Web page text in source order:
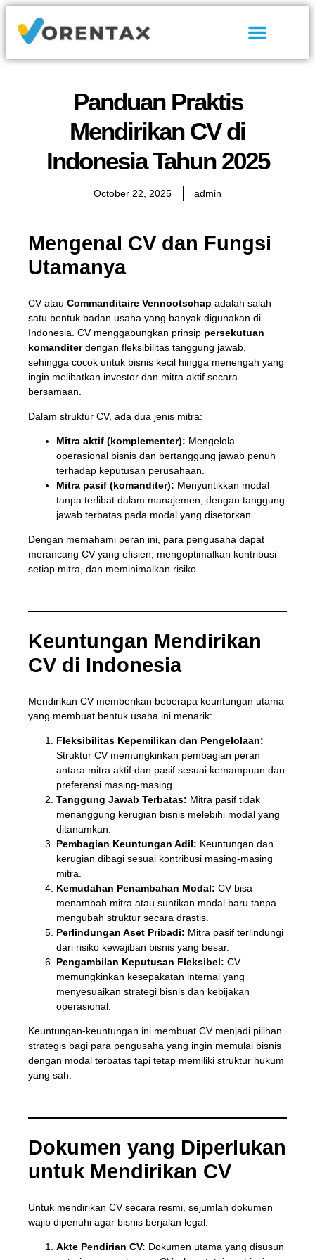
Panduan Praktis
Mendirikan CV di
Indonesia Tahun 2025
October 22, 2025 admin
Mengenal CV dan Fungsi
Utamanya
CV atau Commanditaire Vennootschap adalah salah
satu bentuk badan usaha yang banyak digunakan di
Indonesia. CV menggabungkan prinsip persekutuan
komanditerdengan fleksibilitas tanggung jawab,
sehingga cocok untuk bisnis kecil hingga menengah yang
ingin melibatkan investor dan mitra aktif secara
bersamaan.
Dalam struktur CV, ada dua jenis mitra:
Mitra aktif (komplementer): Mengelola
operasional bisnis dan bertanggung jawab penuh
terhadap keputusan perusahaan.
Mitra pasif (komanditer): Menyuntikkan modal
tanpa terlibat dalam manajemen, dengan tanggung
jawab terbatas pada modal yang disetorkan.
Dengan memahami peran ini, para pengusaha dapat
merancang CV yang efisien, mengoptimalkan kontribusi
setiap mitra, dan meminimalkan risiko.
Keuntungan Mendirikan
CV di Indonesia
Mendirikan CV memberikan beberapa keuntungan utama
yang membuat bentuk usaha ini menarik:
Fleksibilitas Kepemilikan dan Pengelolaan:
Struktur CV memungkinkan pembagian peran
antara mitra aktif dan pasif sesuai kemampuan dan
preferensi masing-masing.
Tanggung Jawab Terbatas: Mitra pasif tidak
menanggung kerugian bisnis melebihi modal yang
ditanamkan.
Pembagian Keuntungan Adil: Keuntungan dan
kerugian dibagi sesuai kontribusi masing-masing
mitra.
Kemudahan Penambahan Modal: CV bisa
menambah mitra atau suntikan modal baru tanpa
mengubah struktur secara drastis.
Perlindungan Aset Pribadi: Mitra pasif terlindungi
dari risiko kewajiban bisnis yang besar.
Pengambilan Keputusan Fleksibel: CV
memungkinkan kesepakatan internal yang
menyesuaikan strategi bisnis dan kebijakan
operasional.
Keuntungan-keuntungan ini membuat CV menjadi pilihan
strategis bagi para pengusaha yang ingin memulai bisnis
dengan modal terbatas tapi tetap memiliki struktur hukum
yang sah.
Dokumen yang Diperlukan
untuk Mendirikan CV
Untuk mendirikan CV secara resmi, sejumlah dokumen
wajib dipenuhi agar bisnis berjalan legal:
Akte Pendirian CV: Dokumen utama yang disusun